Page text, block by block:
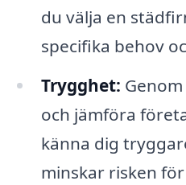
du välja en
specifika behov
Trygghet:
och jämföra
känna dig
minskar risken